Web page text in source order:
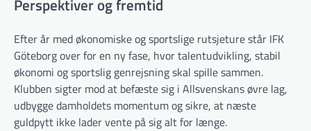
Perspektiver og fremtid
Efter år med økonomiske og sportslige rutsjeture står IFK
Göteborg over for en ny fase, hvor talentudvikling, stabil
økonomi og sportslig genrejsning skal spille sammen.
Klubben sigter mod at befæste sig i Allsvenskans øvre lag,
udbygge damholdets momentum og sikre, at næste
guldpytt ikke lader vente på sig alt for længe.